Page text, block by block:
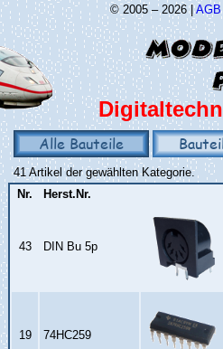
© 2005 – 2026 |AGB
Alle Bauteile
41 Artikel der gewählten Kategorie.
Nr.
Herst.Nr.
43 DIN Bu 5p
19 74HC259